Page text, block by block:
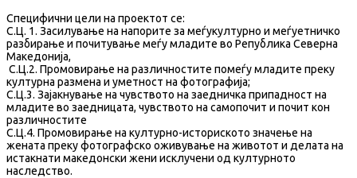
Специфични цели на проектот се:
С.Ц. 1. Засилување на напорите за меѓукултурно и меѓуетничко
разбирање и почитување меѓу младите во Република Северна
Македонија,
С.Ц.2. Промовирање на различностите помеѓу младите преку
културна размена и уметност на фотографија;
С.Ц.3. Зајакнување на чувството на заедничка припадност на
младите во заедницата, чувството на самопочит и почит кон
различностите
С.Ц.4. Промовирање на културно-историското значење на
жената преку фотографско оживување на животот и делата на
истакнати македонски жени исклучени од културното
наследство.